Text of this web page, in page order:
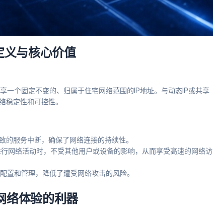
义与核心价值
一个固定不变的、归属于住宅网络范围的IP地址。与动态IP或共享
稳定性和可控性。
的服务中断，确保了网络连接的持续性。
网络活动时，不受其他用户或设备的影响，从而享受高速的网络访
置和管理，降低了遭受网络攻击的风险。
络体验的利器